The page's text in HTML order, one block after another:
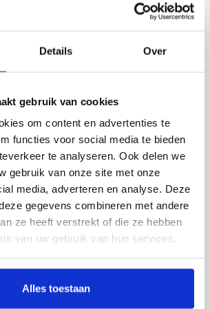
Details Over
gebruik van cookies
om content en advertenties te
functies voor social media te bieden
te analyseren. Ook delen we
gebruik van onze site met onze
media, adverteren en analyse. Deze
gegevens combineren met andere
ze heeft verstrekt of die ze hebben
van uw gebruik van hun services.
Alles toestaan
worden in alle soorten en
om stoffen van elkaar